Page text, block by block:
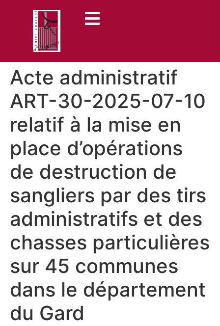
Acte administratif
ART-30-2025-07-10
relatif à la mise en
place d’opérations
de destruction de
sangliers par des tirs
administratifs et des
chasses particulières
sur 45 communes
dans le département
du Gard